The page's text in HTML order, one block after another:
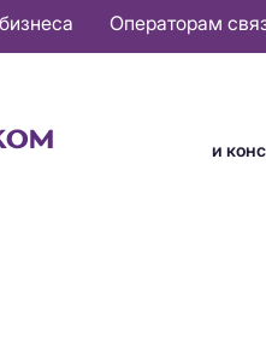
Операторам
и